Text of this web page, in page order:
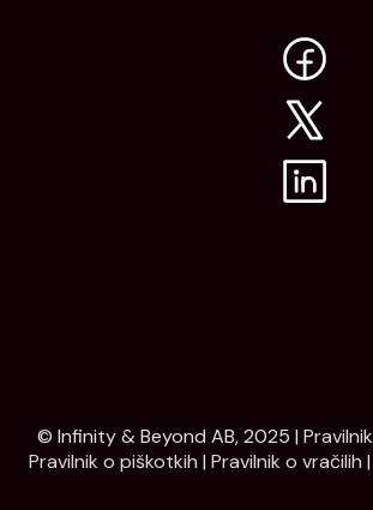
© Infinity & Beyond AB, 2025 |
Pravilnik o piškotkih | Pravilnik o vračilih |